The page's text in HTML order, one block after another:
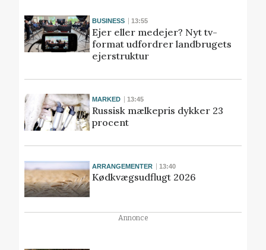
BUSINESS 13:55
Ejer eller medejer? Nyt tv-
format udfordrer landbrugets
ejerstruktur
MARKED 13:45
Russisk mælkepris dykker 23
procent
ARRANGEMENTER 13:40
Kødkvægsudflugt 2026
Annonce